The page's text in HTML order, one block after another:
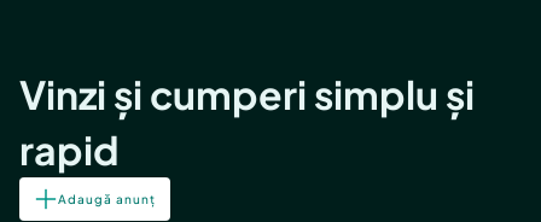
Vinzi și cumperi simplu și
rapid
Adaugă anunț